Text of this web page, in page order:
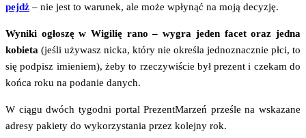
pejdż – nie jest to waru­nek, ale może wpły­nąć na moją decyzję.
Wyni­ki ogło­szę w Wigi­lię rano – wygra jeden facet oraz jed­na
kobie­ta (jeśli uży­wasz nic­ka, któ­ry nie okre­śla jed­no­znacz­nie płci, to
się pod­pisz imie­niem), żeby to rze­czy­wi­ście był pre­zent i cze­kam do
koń­ca roku na poda­nie danych.
W cią­gu dwóch tygo­dni por­tal Pre­zent­Ma­rzeń prze­śle na wska­za­ne
adre­sy pakie­ty do wyko­rzy­sta­nia przez kolej­ny rok.